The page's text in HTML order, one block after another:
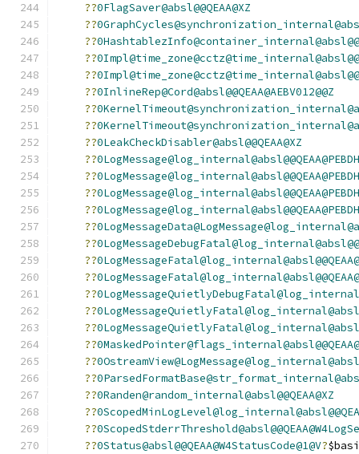
??0FlagSaver@absl@@QEAA@XZ
??
??
??
??
??0InlineRep@Cord@absl@@QEAA@AEBV012@@Z
??
??
??0LeakCheckDisabler@absl@@QEAA@XZ
??
??
??
??
??
??
??
??
??
??
??
??
??
??
??0Randen@random_internal@absl@@QEAA@XZ
??
??
??0Status@absl@@QEAA@W4StatusCode@1@V?